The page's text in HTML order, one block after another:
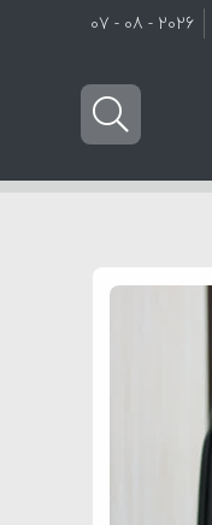
2026 - 08 - 07